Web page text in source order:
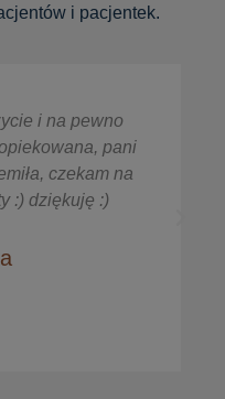
i pacjentek.
i na pewno
pani
czekam na
:) dziękuję :)